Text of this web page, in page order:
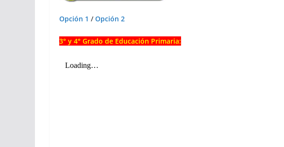
Opción 1 /Opción 2
3° y 4° Grado de Educación Primaria: